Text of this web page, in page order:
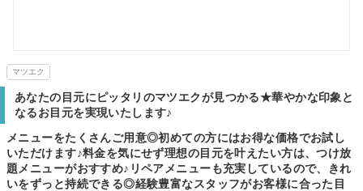
マツエク
あなたの目元にピッタリのマツエクが見つかる★華やかな印象と
なるお目元を実現いたします♪
メニューをたくさんご用意◎初めての方にはお得な価格でお試し
いただけます♪料金を気にせず理想の目元を叶えたい方は、つけ放
題メニューがおすすめ♪リペアメニューも充実しているので、きれ
いをずっと持続できる◎経験豊富なスタッフがお客様に合った目